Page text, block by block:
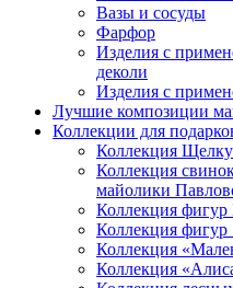
Вазы и сосуды
Фарфор
Изделия с
деколи
Изделия с
Лучшие композиции
Коллекции для
Коллекция
Коллекция
майолики
Коллекция фигур
Коллекция
Коллекция
Коллекция